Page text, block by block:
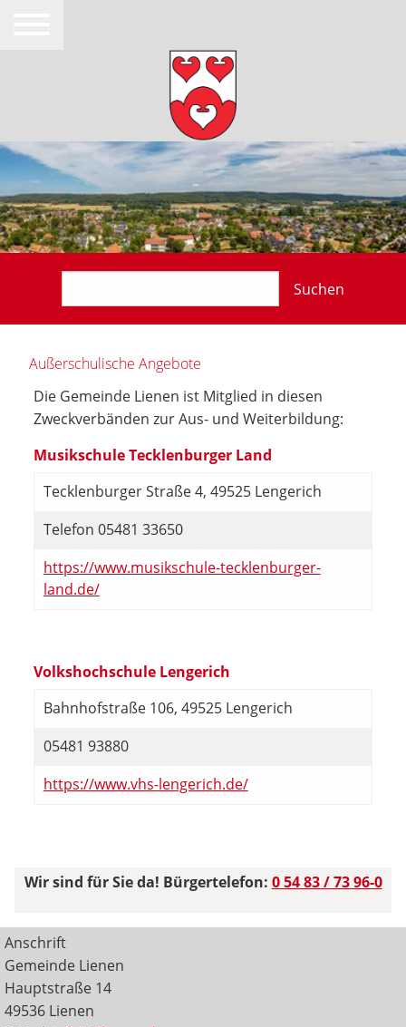
Suchen
Außerschulische Angebote
Die Gemeinde Lienen ist Mitglied in diesen
Zweckverbänden zur Aus- und Weiterbildung:
Musikschule Tecklenburger Land
Tecklenburger Straße 4, 49525 Lengerich
Telefon 05481 33650
https://www.musikschule-tecklenburger-
land.de/
Volkshochschule Lengerich
Bahnhofstraße 106, 49525 Lengerich
05481 93880
https://www.vhs-lengerich.de/
Wir sind für Sie da! Bürgertelefon: 0 54 83 / 73 96-0
Anschrift
Gemeinde Lienen
Hauptstraße 14
49536 Lienen